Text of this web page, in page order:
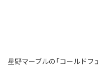
星野マーブルの「コールドフ